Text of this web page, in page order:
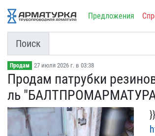
Предложения
Поиск
Продам 27 июля 2026 г. в 03:38
Продам патрубки
ль